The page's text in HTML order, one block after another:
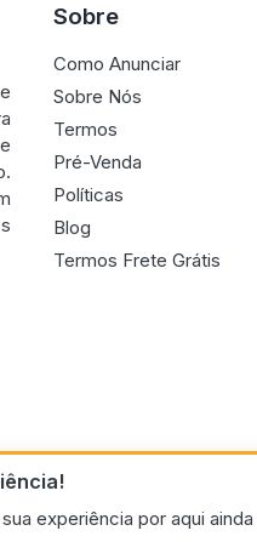
experiência por aqui ainda
Sobre
Como Anunciar
Sobre Nós
Termos
Pré-Venda
Políticas
Blog
Termos Frete Grátis
ELETRONICO LTDA.